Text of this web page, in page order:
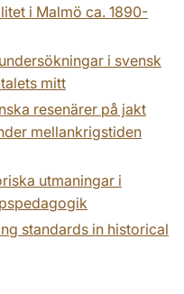
i Malmö ca. 1890-
i svensk
mitt
resenärer på jakt
mellankrigstiden
utmaningar i
standards in historical